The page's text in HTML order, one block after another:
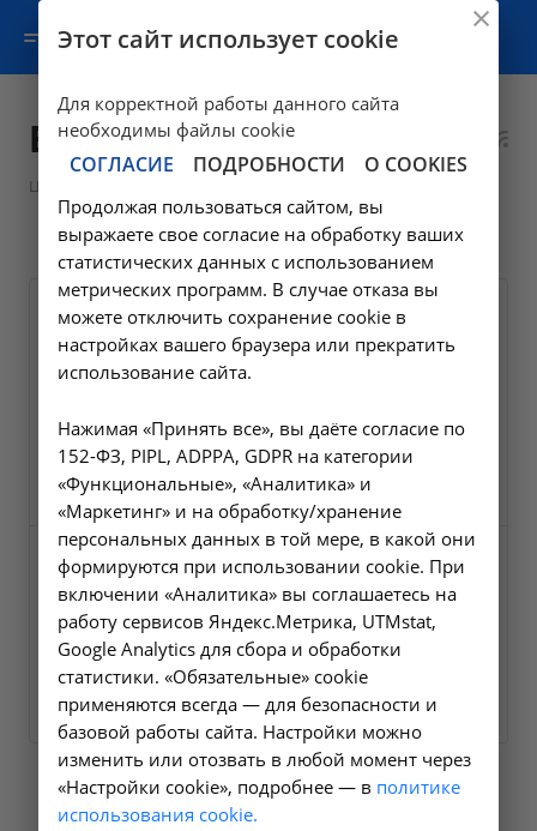
Витамины
Цены в Усолье-Сибирском
Витамины
Исследование уровня
фолиевой кислоты в
сыворотке крови
A09.05.080
595 ₽ Заказать услугу
Исследование уровня
Витамин Д3 (25-ОН) в крови
A09.05.235
1845 ₽ Заказать услугу
Этот сайт использует cookie
Для корректной работы данного сайта
необходимы файлы cookie
СОГЛАСИЕ ПОДРОБНОСТИ О COOKIES
Продолжая пользоваться сайтом, вы
выражаете свое согласие на обработку ваших
статистических данных с использованием
метрических программ. В случае отказа вы
можете отключить сохранение cookie в
настройках вашего браузера или прекратить
использование сайта.
Нажимая «Принять все», вы даёте согласие по
152-ФЗ, PIPL, ADPPA, GDPR на категории
«Функциональные», «Аналитика» и
«Маркетинг» и на обработку/хранение
персональных данных в той мере, в какой они
формируются при использовании cookie. При
включении «Аналитика» вы соглашаетесь на
работу сервисов Яндекс.Метрика, UTMstat,
Google Analytics для сбора и обработки
статистики. «Обязательные» cookie
применяются всегда — для безопасности и
базовой работы сайта. Настройки можно
изменить или отозвать в любой момент через
«Настройки cookie», подробнее — в политике
использования cookie.